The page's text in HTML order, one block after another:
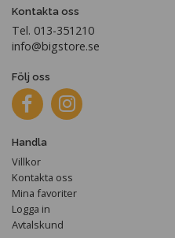
Kontakta oss
Tel. 013-351210
info@bigstore.se
Följ oss
Handla
Villkor
Kontakta oss
Mina favoriter
Logga in
Avtalskund